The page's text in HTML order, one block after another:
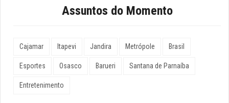
Assuntos do Momento
Cajamar Itapevi Jandira Metrópole Brasil
Esportes Osasco Barueri Santana de Parnaíba
Entretenimento